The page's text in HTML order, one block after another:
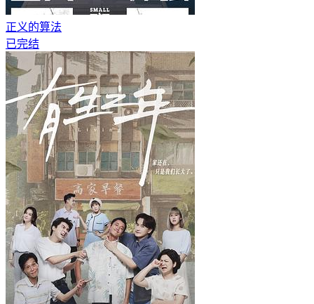
正义的算法
已完结